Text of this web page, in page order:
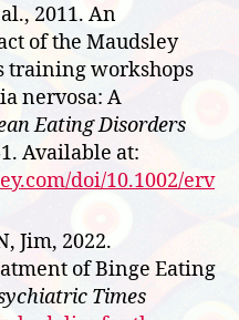
2011. An
of the Maudsley
training workshops
nervosa: A
Eating Disorders
Available at:
doi/10.1002/erv
Jim, 2022.
of Binge Eating
Times